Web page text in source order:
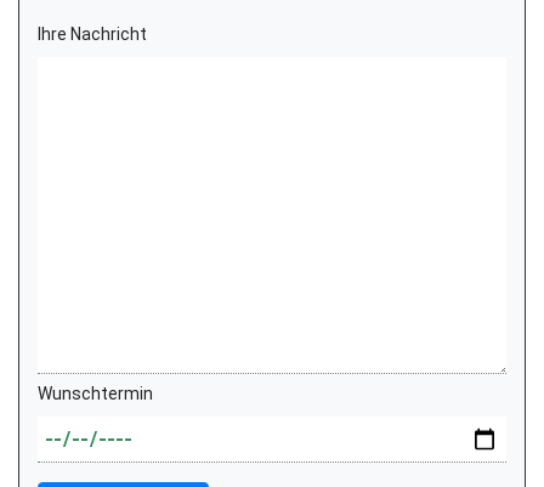
Ihre Nachricht
Wunschtermin